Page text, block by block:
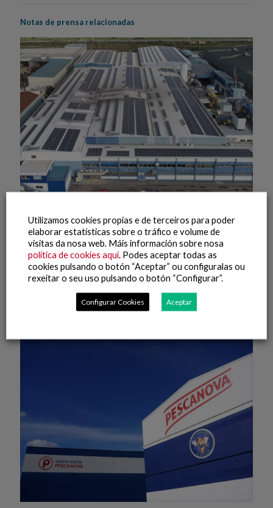
Notas de prensa relacionadas
21 Maio, 2026
Grupo Nueva Pescanova impulsa SENSOMARE, un proyecto
de I+D para optimizar la calidad alimentaria y fomentar la
automatización logística en la industria de productos del
mar
Utilizamos cookies propias e de terceiros para poder
elaborar estatísticas sobre o tráfico e volume de
visitas da nosa web. Máis información sobre nosa
política de cookies aquí. Podes aceptar todas as
cookies pulsando o botón “Aceptar” ou configuralas ou
rexeitar o seu uso pulsando o botón “Configurar”.
Configurar Cookies Aceptar